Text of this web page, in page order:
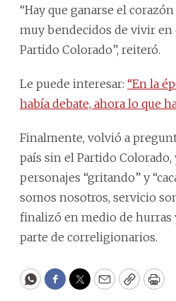
“Hay que ganarse el
muy bendecidos de vivir en
Partido Colorado”, reiteró.
Le puede interesar: “En la
había debate, ahora lo que
Finalmente, volvió a
país sin el Partido Colorado,
personajes “gritando” y
somos nosotros, servicio
finalizó en medio de hurras
parte de correligionarios.
WhatsApp
Facebook
Twitter
EmailCopy